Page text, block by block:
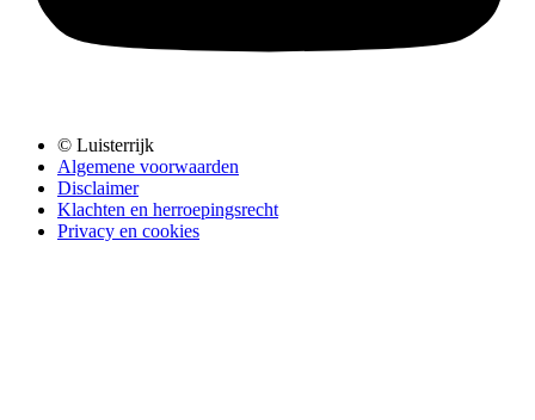
© Luisterrijk
Algemene voorwaarden
Disclaimer
Klachten en herroepingsrecht
Privacy en cookies